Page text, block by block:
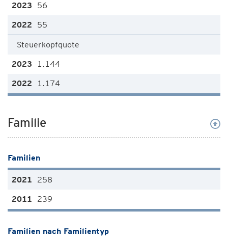
56
55
Steuerkopfquote
1.144
1.174
Familie
Familien
258
239
Familien nach Familientyp